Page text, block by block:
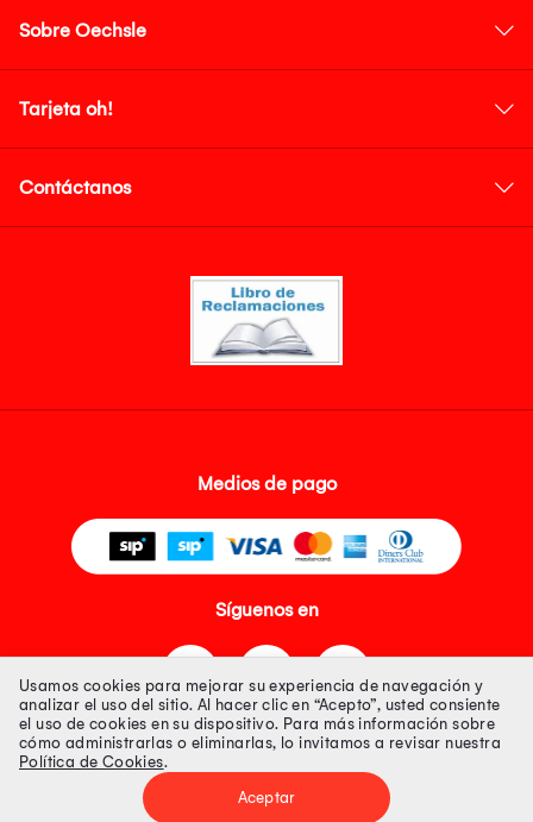
Sobre Oechsle
Tarjeta oh!
Contáctanos
Medios de pago
Síguenos en
Tienda 100% Segura
Usamos cookies para mejorar su experiencia de navegación y
analizar el uso del sitio. Al hacer clic en “Acepto”, usted consiente
el uso de cookies en su dispositivo. Para más información sobre
cómo administrarlas o eliminarlas, lo invitamos a revisar nuestra
Política de Cookies.
Aceptar